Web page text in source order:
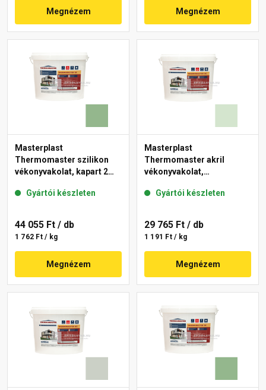
Megnézem Megnézem
Masterplast
Thermomaster szilikon
vékonyvakolat, kapart 2
Gyártói készleten
44 055 Ft / db
1 762 Ft / kg
Megnézem
Masterplast
Thermomaster akril
vékonyvakolat,
41-E 25 kg
Gyártói készleten
29 765 Ft / db
1 191 Ft / kg
Megnézem